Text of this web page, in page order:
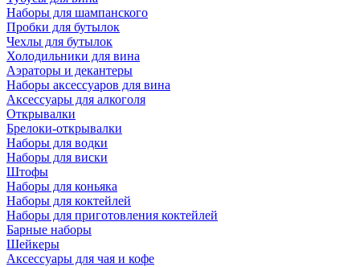
Наборы для шампанского
Пробки для бутылок
Чехлы для бутылок
Холодильники для вина
Аэраторы и декантеры
Наборы аксессуаров для вина
Аксессуары для алкоголя
Открывалки
Брелоки-открывалки
Наборы для водки
Наборы для виски
Штофы
Наборы для коньяка
Наборы для коктейлей
Наборы для приготовления коктейлей
Барные наборы
Шейкеры
Аксессуары для чая и кофе